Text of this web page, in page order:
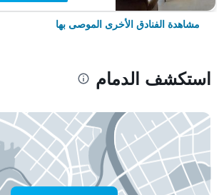
مشاهدة الفنادق الأخرى الموصى بها
استكشف الدمام